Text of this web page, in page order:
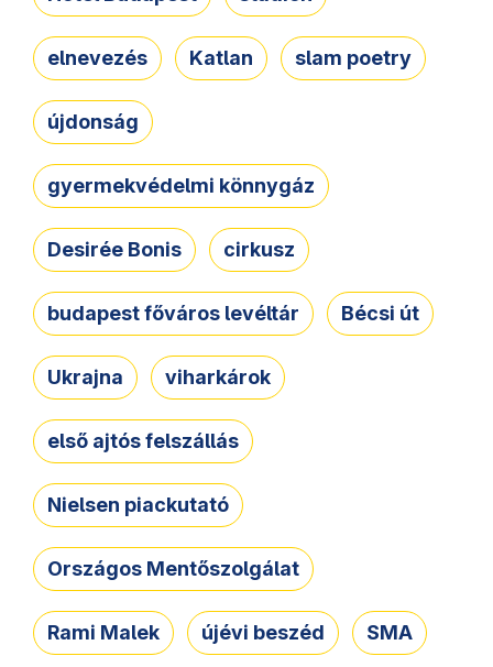
elnevezés Katlan slam poetry
újdonság
gyermekvédelmi könnygáz
Desirée Bonis cirkusz
budapest főváros levéltár Bécsi út
Ukrajna viharkárok
első ajtós felszállás
Nielsen piackutató
Országos Mentőszolgálat
Rami Malek újévi beszéd SMA